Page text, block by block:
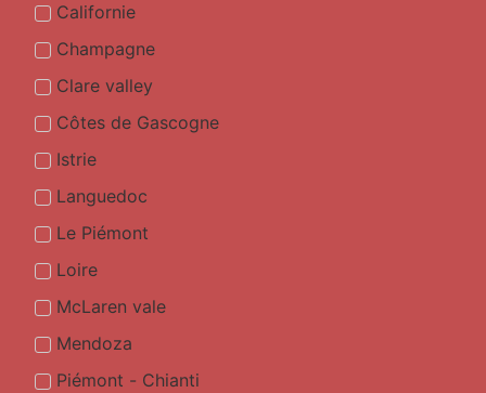
Californie
Champagne
Clare valley
Côtes de Gascogne
Istrie
Languedoc
Le Piémont
Loire
McLaren vale
Mendoza
Piémont - Chianti